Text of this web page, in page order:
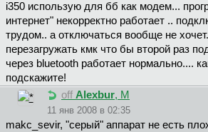
i350 использую для бб как модем...
интернет" некорректно работает ..
трудом.. а отключаться вообще не
перезагружать кмк что бы второй раз
через bluetooth работает нормально....
подскажите!
off Alexbur, М
11 янв 2008 в 02:35
makc_sevir, "серый" аппарат не есть